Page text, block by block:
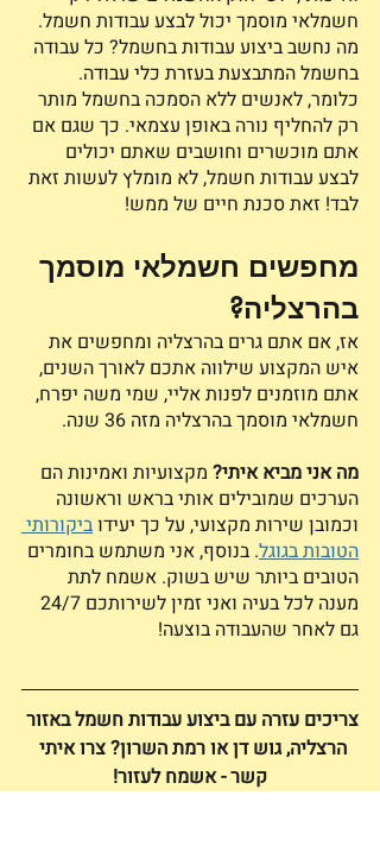
חשמלאי מוסמך יכול לבצע עבודות חשמל.
מה נחשב ביצוע עבודות בחשמל? כל עבודה
בחשמל המתבצעת בעזרת כלי עבודה.
כלומר, לאנשים ללא הסמכה בחשמל מותר
רק להחליף נורה באופן עצמאי. כך שגם אם
אתם מוכשרים וחושבים שאתם יכולים
לבצע עבודות חשמל, לא מומלץ לעשות זאת
לבד! זאת סכנת חיים של ממש!
מחפשים חשמלאי מוסמך
בהרצליה?
אז, אם אתם גרים בהרצליה ומחפשים את
איש המקצוע שילווה אתכם לאורך השנים,
אתם מוזמנים לפנות אליי, שמי משה יפרח,
חשמלאי מוסמך בהרצליה מזה 36 שנה.
מה אני מביא איתי? מקצועיות ואמינות הם
הערכים שמובילים אותי בראש וראשונה
וכמובן שירות מקצועי, על כך יעידו ביקורותי
הטובות בגוגל. בנוסף, אני משתמש בחומרים
הטובים ביותר שיש בשוק. אשמח לתת
גם לאחר שהעבודה בוצעה!
צריכים עזרה עם ביצוע עבודות חשמל באזור
הרצליה, גוש דן או רמת השרון? צרו איתי
קשר - אשמח לעזור!